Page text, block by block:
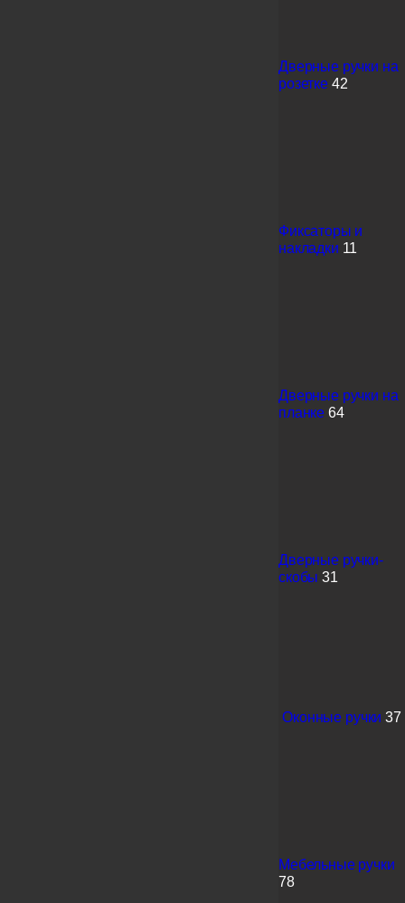
Дверные ручки на
розетке 42
Фиксаторы и
накладки 11
Дверные ручки на
планке 64
Дверные ручки-
скобы 31
Оконные ручки 37
Мебельные ручки
78